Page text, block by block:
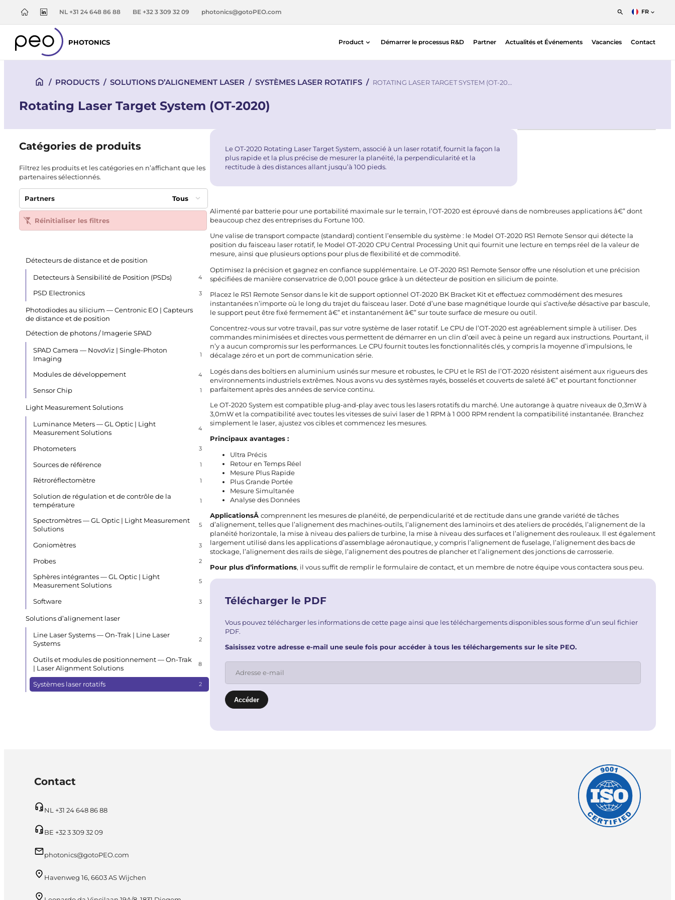
NL +31 24 648 86 88 BE +32 3 309 32 09 photonics@gotoPEO.com FR
English
Nederlands
PHOTONICS Product
Photodiodes au silicium — Centronic EO |
Démarrer le processus R&D Partner Actualités et Événements Vacancies Contact
/ PRODUCTS / SOLUTIONS D’ALIGNEMENT LASER / SYSTÈMES LASER ROTATIFS / ROTATING LASER TARGET SYSTEM (OT-20…
Rotating Laser Target System (OT-2020)
Catégories de produits
Filtrez les produits et les catégories en n’affichant que les
partenaires sélectionnés.
Partners Tous
Réinitialiser les filtres
Détecteurs de distance et de position
Detecteurs à Sensibilité de Position (PSDs) 4
PSD Electronics 3
Photodiodes au silicium — Centronic EO | Capteurs
de distance et de position
Détection de photons / Imagerie SPAD
SPAD Camera — NovoViz | Single-Photon
Imaging
1
Modules de développement 4
Sensor Chip 1
Light Measurement Solutions
Luminance Meters — GL Optic | Light
Measurement Solutions
4
Photometers 3
Sources de référence 1
Rétroréflectomètre 1
Solution de régulation et de contrôle de la
température
1
Spectromètres — GL Optic | Light Measurement
Solutions
5
Goniomètres 3
Probes 2
Sphères intégrantes — GL Optic | Light
Measurement Solutions
5
Software 3
Solutions d’alignement laser
Line Laser Systems — On-Trak | Line Laser
Systems
2
Outils et modules de positionnement — On-Trak
| Laser Alignment Solutions
8
Systèmes laser rotatifs 2
Le OT-2020 Rotating Laser Target System, associé à un laser rotatif, fournit la façon la
plus rapide et la plus précise de mesurer la planéité, la perpendicularité et la
rectitude à des distances allant jusqu’à 100 pieds.
Alimenté par batterie pour une portabilité maximale sur le terrain, l’OT-2020 est éprouvé dans de nombreuses applications â€” dont
beaucoup chez des entreprises du Fortune 100.
Une valise de transport compacte (standard) contient l’ensemble du système : le Model OT-2020 RS1 Remote Sensor qui détecte la
position du faisceau laser rotatif, le Model OT-2020 CPU Central Processing Unit qui fournit une lecture en temps réel de la valeur de
mesure, ainsi que plusieurs options pour plus de flexibilité et de commodité.
Optimisez la précision et gagnez en confiance supplémentaire. Le OT-2020 RS1 Remote Sensor offre une résolution et une précision
spécifiées de manière conservatrice de 0,001 pouce grâce à un détecteur de position en silicium de pointe.
Placez le RS1 Remote Sensor dans le kit de support optionnel OT-2020 BK Bracket Kit et effectuez commodément des mesures
instantanées n’importe où le long du trajet du faisceau laser. Doté d’une base magnétique lourde qui s’active/se désactive par bascule,
le support peut être fixé fermement â€” et instantanément â€” sur toute surface de mesure ou outil.
Concentrez-vous sur votre travail, pas sur votre système de laser rotatif. Le CPU de l’OT-2020 est agréablement simple à utiliser. Des
commandes minimisées et directes vous permettent de démarrer en un clin d’œil avec à peine un regard aux instructions. Pourtant, il
n’y a aucun compromis sur les performances. Le CPU fournit toutes les fonctionnalités clés, y compris la moyenne d’impulsions, le
décalage zéro et un port de communication série.
Logés dans des boîtiers en aluminium usinés sur mesure et robustes, le CPU et le RS1 de l’OT-2020 résistent aisément aux rigueurs des
environnements industriels extrêmes. Nous avons vu des systèmes rayés, bosselés et couverts de saleté â€” et pourtant fonctionner
parfaitement après des années de service continu.
Le OT-2020 System est compatible plug-and-play avec tous les lasers rotatifs du marché. Une autorange à quatre niveaux de 0,3mW à
3,0mW et la compatibilité avec toutes les vitesses de suivi laser de 1 RPM à 1 000 RPM rendent la compatibilité instantanée. Branchez
simplement le laser, ajustez vos cibles et commencez les mesures.
Principaux avantages :
Ultra Précis
Retour en Temps Réel
Mesure Plus Rapide
Plus Grande Portée
Mesure Simultanée
Analyse des Données
ApplicationsÂcomprennent les mesures de planéité, de perpendicularité et de rectitude dans une grande variété de tâches
d’alignement, telles que l’alignement des machines-outils, l’alignement des laminoirs et des ateliers de procédés, l’alignement de la
planéité horizontale, la mise à niveau des paliers de turbine, la mise à niveau des surfaces et l’alignement des rouleaux. Il est également
largement utilisé dans les applications d’assemblage aéronautique, y compris l’alignement de fuselage, l’alignement des bacs de
stockage, l’alignement des rails de siège, l’alignement des poutres de plancher et l’alignement des jonctions de carrosserie.
Pour plus d’informations, il vous suffit de remplir leformulaire de contact, et un membre de notre équipe vous contactera sous peu.
Télécharger le PDF
Vous pouvez télécharger les informations de cette page ainsi que les téléchargements disponibles sous forme d’un seul fichier
PDF.
Saisissez votre adresse e-mail une seule fois pour accéder à tous les téléchargements sur le site PEO.
Contact
NL +31 24 648 86 88
BE +32 3 309 32 09
photonics@gotoPEO.com
Havenweg 16, 6603 AS Wijchen